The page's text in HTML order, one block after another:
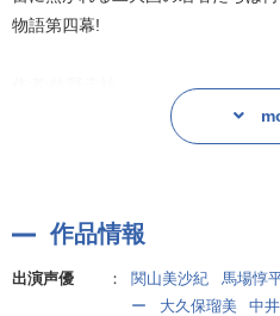
物語第四幕!
作品情報
出演声優 ： 関山美沙紀 馬場惇
ー
大久保瑠美 中